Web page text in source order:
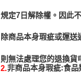
規定7日解除權。因此
除商品本身瑕疵或運
2.非商品本身瑕疵:食